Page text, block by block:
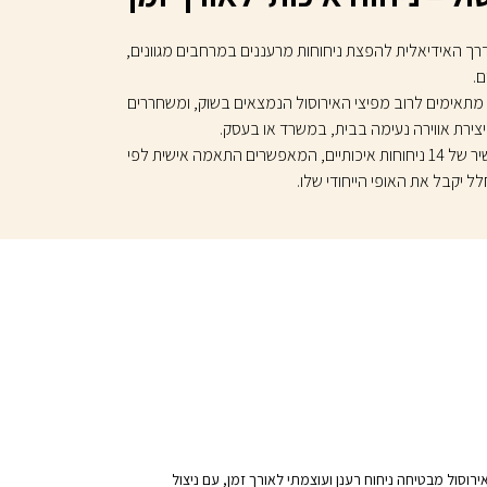
האידיאלית להפצת ניחוחות מרעננים במרחבים מגוונים,
מתאימים לרוב מפיצי האירוסול הנמצאים בשוק, ומשחררים
אווירה נעימה בבית, במשרד או בעסק.
אצלנו תמצאו מגוון עשיר של 14 ניחוחות איכותיים, המאפשרים התאמה אישית לפי
יקבל את האופי הייחודי שלו.
מבטיחה ניחוח רענן ועוצמתי לאורך זמן, עם ניצול